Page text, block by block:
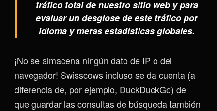
tráfico total de nuestro sitio web y para
evaluar un desglose de este tráfico por
idioma y meras estadísticas globales.
¡No se almacena ningún dato de IP o del
navegador! Swisscows incluso se da cuenta (a
diferencia de, por ejemplo, DuckDuckGo) de
que guardar las consultas de búsqueda también